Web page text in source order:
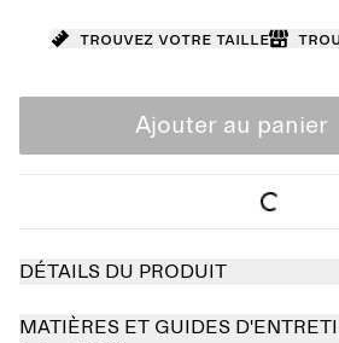
Trouvez votre taille
Ajouter au panier
DÉTAILS DU PRODUIT
MATIÈRES ET GUIDES